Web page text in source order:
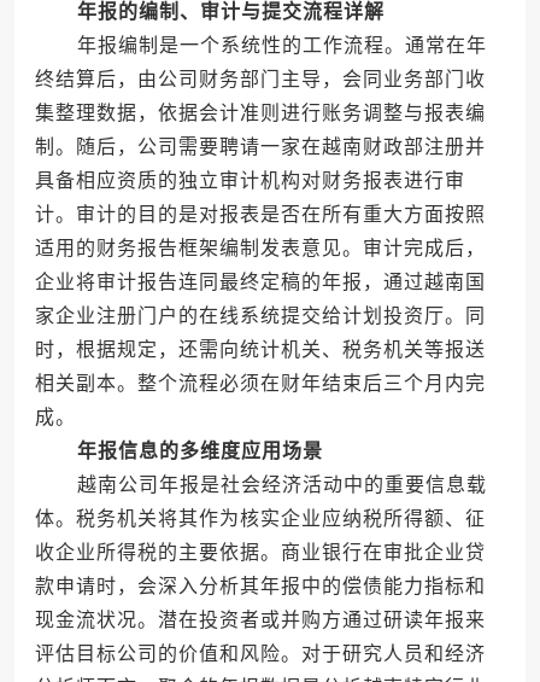
年报的编制、审计与提交流程详解
年报编制是一个系统性的工作流程。通常在年
终结算后，由公司财务部门主导，会同业务部门收
集整理数据，依据会计准则进行账务调整与报表编
制。随后，公司需要聘请一家在越南财政部注册并
具备相应资质的独立审计机构对财务报表进行审
计。审计的目的是对报表是否在所有重大方面按照
适用的财务报告框架编制发表意见。审计完成后，
企业将审计报告连同最终定稿的年报，通过越南国
家企业注册门户的在线系统提交给计划投资厅。同
时，根据规定，还需向统计机关、税务机关等报送
相关副本。整个流程必须在财年结束后三个月内完
成。
年报信息的多维度应用场景
越南公司年报是社会经济活动中的重要信息载
体。税务机关将其作为核实企业应纳税所得额、征
收企业所得税的主要依据。商业银行在审批企业贷
款申请时，会深入分析其年报中的偿债能力指标和
现金流状况。潜在投资者或并购方通过研读年报来
评估目标公司的价值和风险。对于研究人员和经济